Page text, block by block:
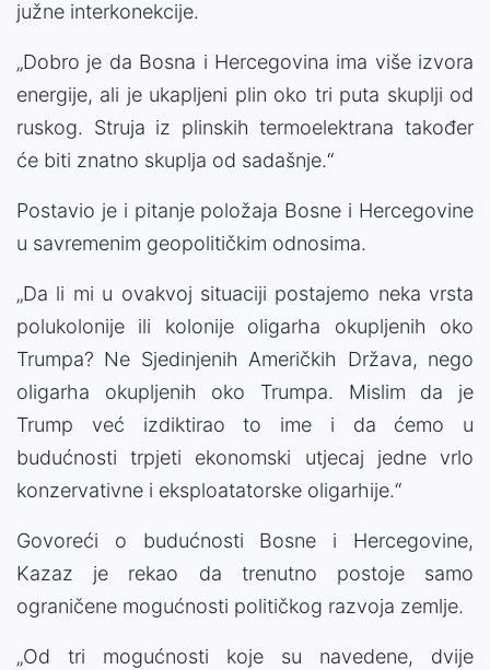
južne interkonekcije.
„Dobro je da Bosna i Hercegovina ima više izvora
energije, ali je ukapljeni plin oko tri puta skuplji od
ruskog. Struja iz plinskih termoelektrana također
će biti znatno skuplja od sadašnje.“
Postavio je i pitanje položaja Bosne i Hercegovine
u savremenim geopolitičkim odnosima.
„Da li mi u ovakvoj situaciji postajemo neka vrsta
polukolonije ili kolonije oligarha okupljenih oko
Trumpa? Ne Sjedinjenih Američkih Država, nego
oligarha okupljenih oko Trumpa. Mislim da je
Trump već izdiktirao to ime i da ćemo u
budućnosti trpjeti ekonomski utjecaj jedne vrlo
konzervativne i eksploatatorske oligarhije.“
Govoreći o budućnosti Bosne i Hercegovine,
Kazaz je rekao da trenutno postoje samo
ograničene mogućnosti političkog razvoja zemlje.
„Od tri mogućnosti koje su navedene, dvije